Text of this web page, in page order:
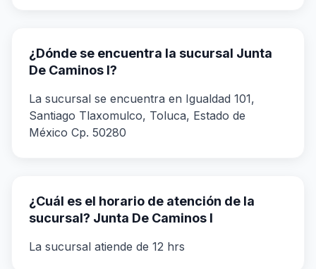
¿Dónde se encuentra la sucursal Junta
De Caminos I?
La sucursal se encuentra en Igualdad 101,
Santiago Tlaxomulco, Toluca, Estado de
México Cp. 50280
¿Cuál es el horario de atención de la
sucursal? Junta De Caminos I
La sucursal atiende de 12 hrs